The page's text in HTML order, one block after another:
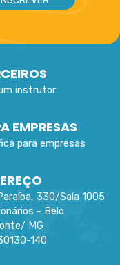
instrutor
EMPRESAS
para empresas
330/Sala 1005
- Belo
/ MG
140